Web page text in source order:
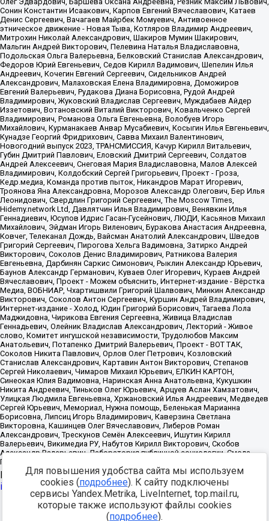
Источник:https://minjust.gov.ru/uploaded/files/reestr-
inostrannyih-agentov-22-03-2024.pdfданные на22.03.2024
Разработка -
Для повышения удобства сайта мы используем
cookies (подробнее). К сайту подключены
сервисы Yandex.Metrika, LiveInternet, top.mail.ru,
которые также используют файлы cookies
(подробнее).